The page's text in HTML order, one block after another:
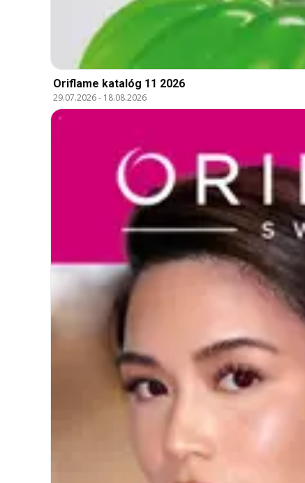
Oriflame katalóg 11 2026
29.07.2026- 18.08.2026